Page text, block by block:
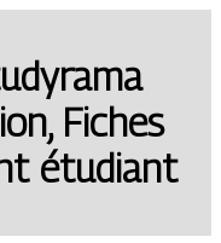
Fiches
étudiant